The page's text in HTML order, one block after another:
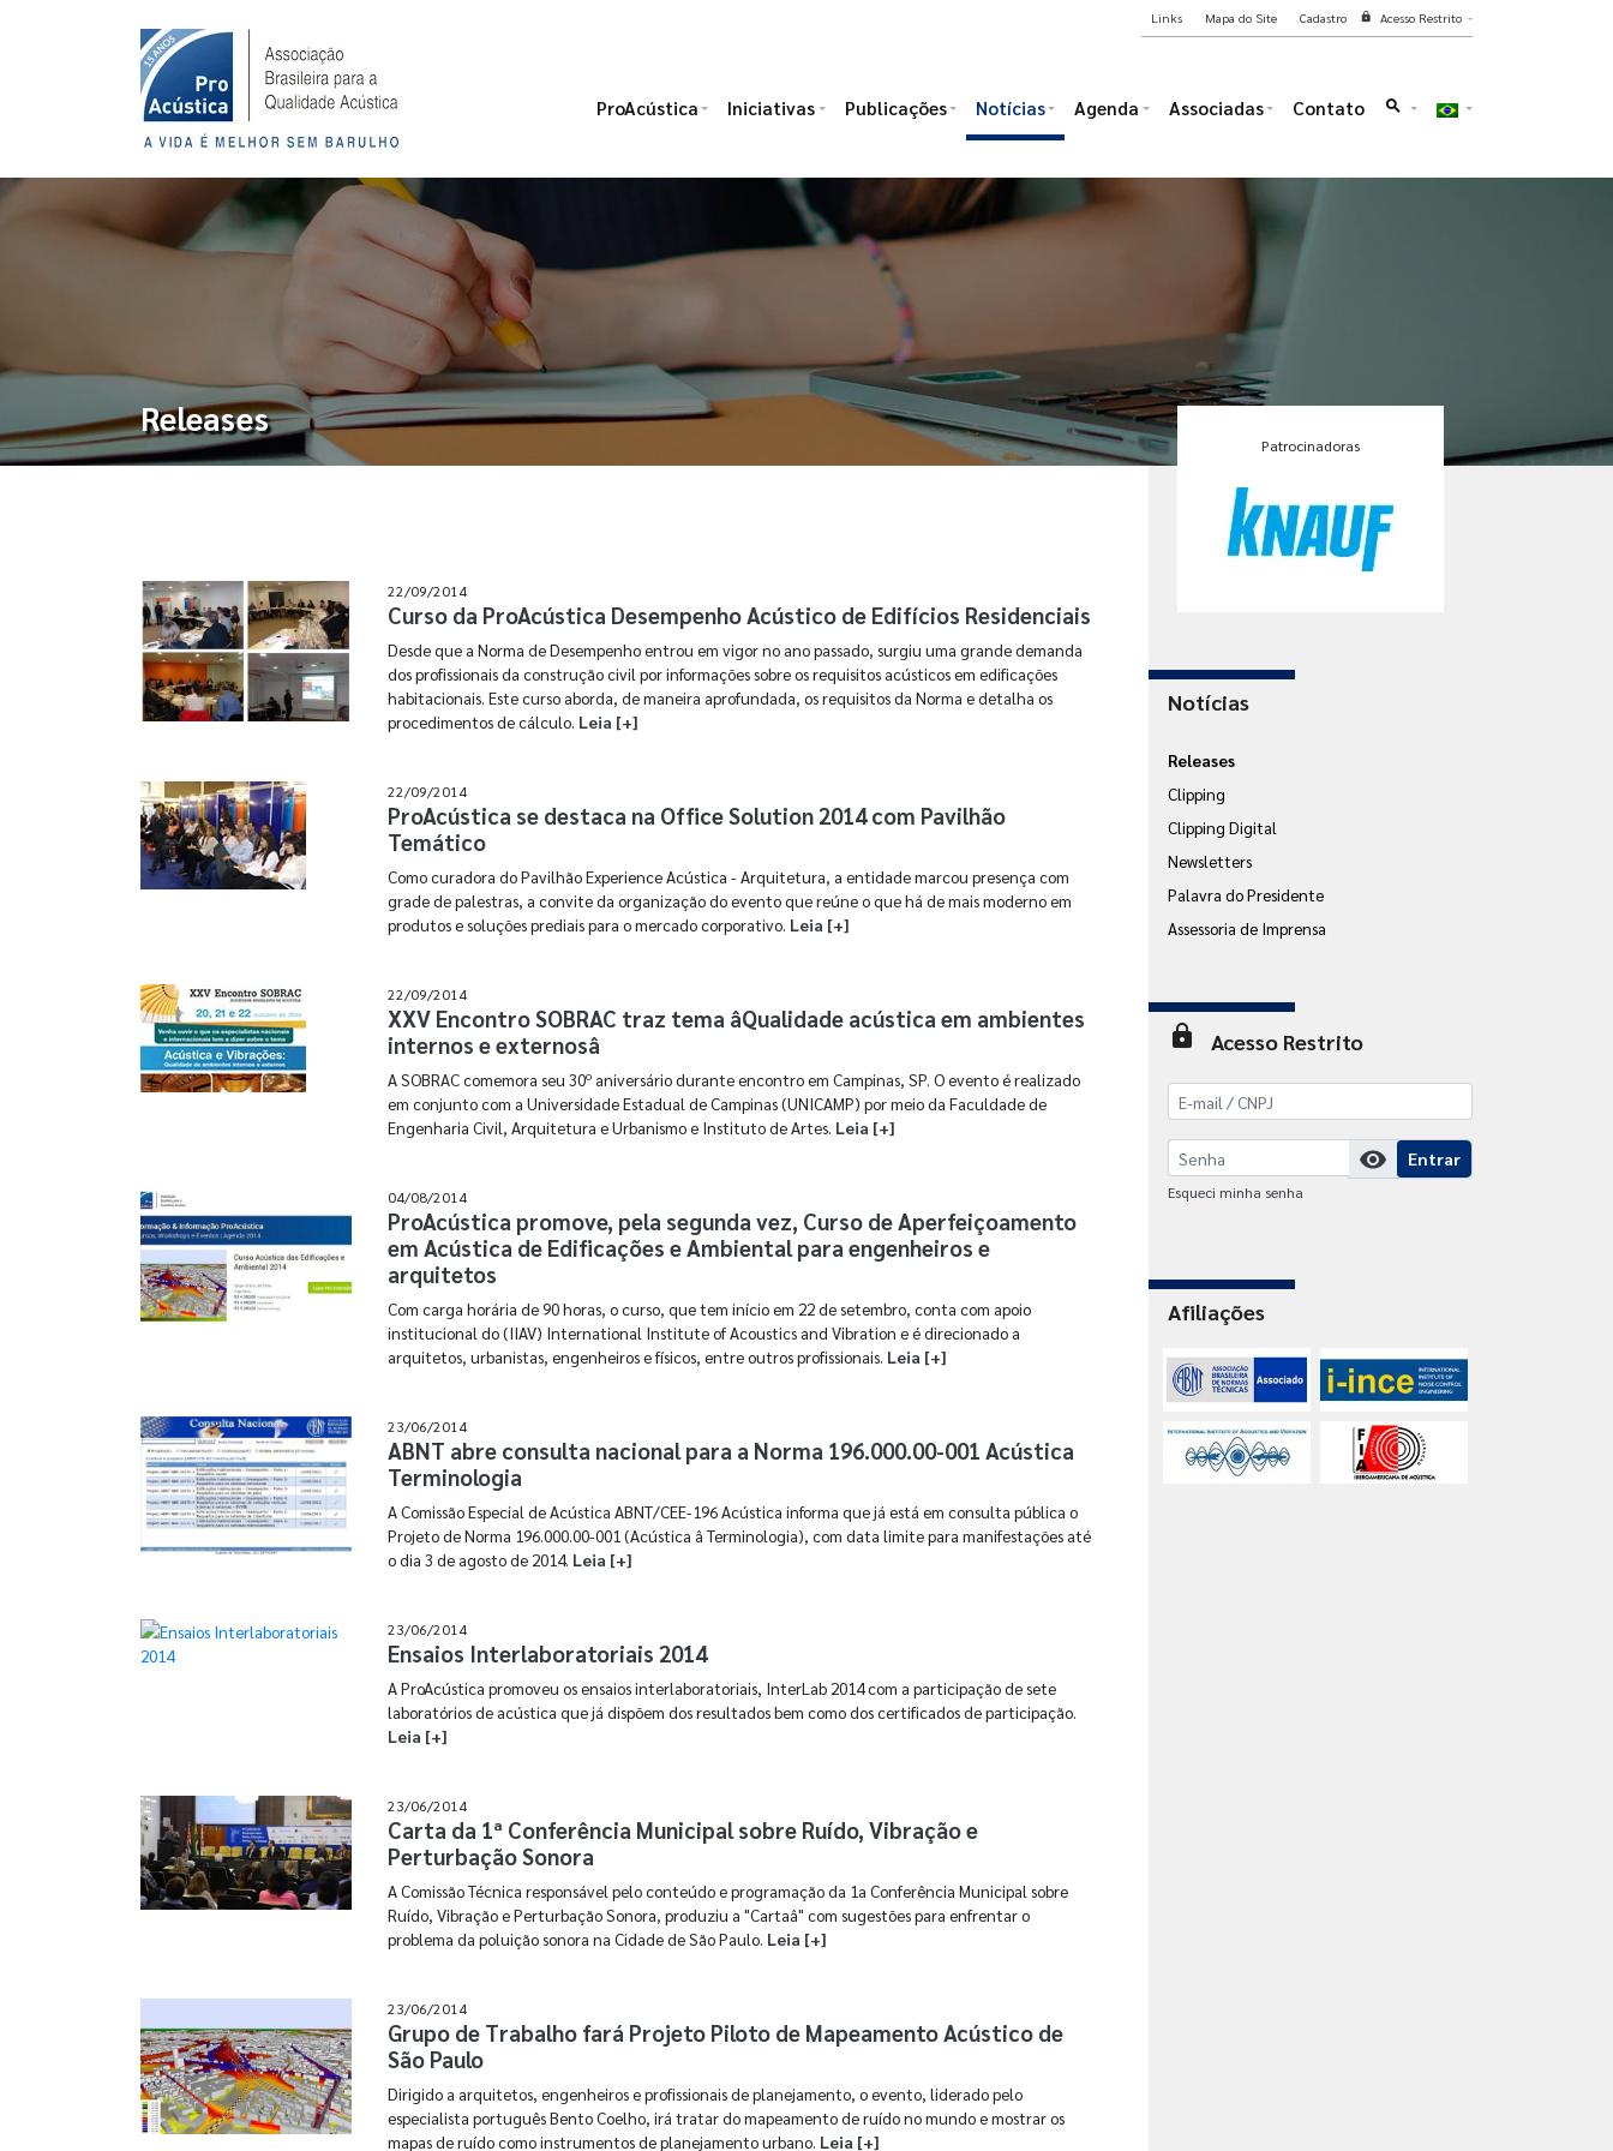
ProAcústica Iniciativas Publicações Notícias Agenda Associadas Contato search
Links Mapa do Site Cadastro lock Acesso Restrito
Releases
22/09/2014
Curso da ProAcústica Desempenho Acústico de Edifícios Residenciais
Desde que a Norma de Desempenho entrou em vigor no ano passado, surgiu uma grande demanda
dos profissionais da construção civil por informações sobre os requisitos acústicos em edificações
habitacionais. Este curso aborda, de maneira aprofundada, os requisitos da Norma e detalha os
procedimentos de cálculo. Leia [+]
22/09/2014
ProAcústica se destaca na Office Solution 2014 com Pavilhão
Temático
Como curadora do Pavilhão Experience Acústica - Arquitetura, a entidade marcou presença com
grade de palestras, a convite da organização do evento que reúne o que há de mais moderno em
produtos e soluções prediais para o mercado corporativo. Leia [+]
22/09/2014
XXV Encontro SOBRAC traz tema âQualidade acústica em ambientes
internos e externosâ
A SOBRAC comemora seu 30º aniversário durante encontro em Campinas, SP. O evento é realizado
em conjunto com a Universidade Estadual de Campinas (UNICAMP) por meio da Faculdade de
Engenharia Civil, Arquitetura e Urbanismo e Instituto de Artes. Leia [+]
04/08/2014
ProAcústica promove, pela segunda vez, Curso de Aperfeiçoamento
em Acústica de Edificações e Ambiental para engenheiros e
arquitetos
Com carga horária de 90 horas, o curso, que tem início em 22 de setembro, conta com apoio
institucional do (IIAV) International Institute of Acoustics and Vibration e é direcionado a
arquitetos, urbanistas, engenheiros e físicos, entre outros profissionais. Leia [+]
23/06/2014
ABNT abre consulta nacional para a Norma 196.000.00-001 Acústica
Terminologia
A Comissão Especial de Acústica ABNT/CEE-196 Acústica informa que já está em consulta pública o
Projeto de Norma 196.000.00-001 (Acústica â Terminologia), com data limite para manifestações até
o dia 3 de agosto de 2014. Leia [+]
23/06/2014
Ensaios Interlaboratoriais 2014
A ProAcústica promoveu os ensaios interlaboratoriais, InterLab 2014 com a participação de sete
laboratórios de acústica que já dispõem dos resultados bem como dos certificados de participação.
Leia [+]
23/06/2014
Carta da 1ª Conferência Municipal sobre Ruído, Vibração e
Perturbação Sonora
A Comissão Técnica responsável pelo conteúdo e programação da 1a Conferência Municipal sobre
Ruído, Vibração e Perturbação Sonora, produziu a "Cartaâ" com sugestões para enfrentar o
problema da poluição sonora na Cidade de São Paulo. Leia [+]
23/06/2014
Grupo de Trabalho fará Projeto Piloto de Mapeamento Acústico de
São Paulo
Dirigido a arquitetos, engenheiros e profissionais de planejamento, o evento, liderado pelo
especialista português Bento Coelho, irá tratar do mapeamento de ruído no mundo e mostrar os
mapas de ruído como instrumentos de planejamento urbano. Leia [+]
Patrocinadoras
Notícias
Releases
Clipping
Clipping Digital
Newsletters
Palavra do Presidente
Assessoria de Imprensa
lock Acesso Restrito
visibility Entrar
Esqueci minha senha
Afiliações